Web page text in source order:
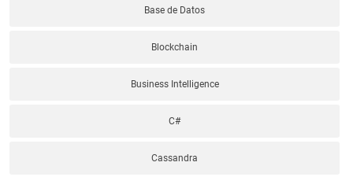
Base de Datos
Blockchain
Business Intelligence
C#
Cassandra